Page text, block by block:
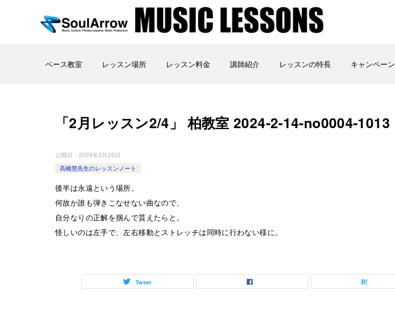
ベース教室 レッスン場所 レッスン料金 講師紹介 レッスンの特長 キャンペーン
「2月レッスン2/4」 柏教室 2024-2-14-no0004-1013
公開日： 2024年2月26日
高橋慧先生のレッスンノート
後半は永遠という場所。
何故か誰も弾きこなせない曲なので、
自分なりの正解を掴んで貰えたらと。
怪しいのは左手で、左右移動とストレッチは同時に行わない様に。
Tweet